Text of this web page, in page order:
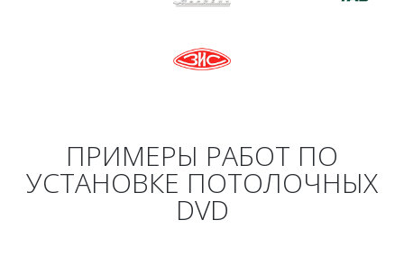
ПРИМЕРЫ РАБОТ ПО
УСТАНОВКЕ ПОТОЛОЧНЫХ
DVD